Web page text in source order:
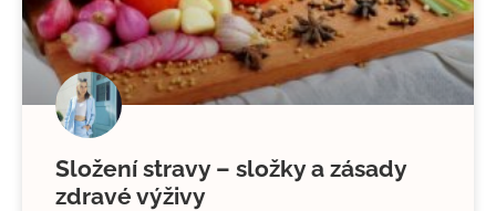
Složení stravy – složky a zásady
zdravé výživy